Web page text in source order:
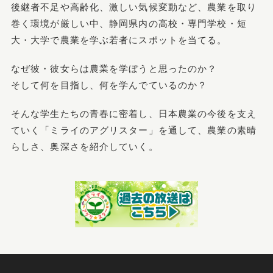
後継者不足や高齢化、激しい気候変動など、農業を取り
巻く環境が厳しい中、静岡県内の高校・専門学校・短
大・大学で農業を学ぶ若者にスポットを当てる。
なぜ彼・彼女らは農業を学ぼうと思ったのか？
そして何を目指し、何を学んでているのか？
そんな学生たちの青春に密着し、日本農業の今後を支え
ていく「ミライのアグリスター」を通して、農業の素晴
らしさ、奥深さを紹介していく。